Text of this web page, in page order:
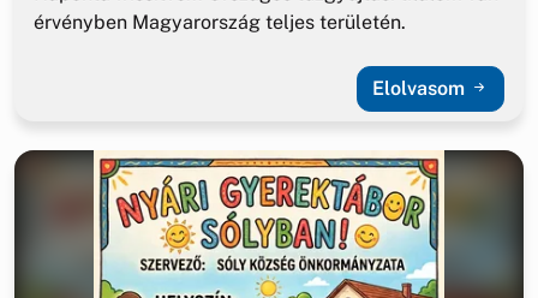
érvényben Magyarország teljes területén.
Elolvasom